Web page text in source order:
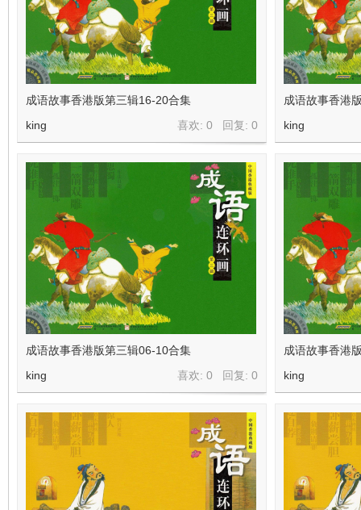
成语故事香港版第三辑16-20合集
喜欢: 0 回复: 0
king
成语故事香港
king
成语故事香港版第三辑06-10合集
喜欢: 0 回复: 0
king
成语故事香港
king